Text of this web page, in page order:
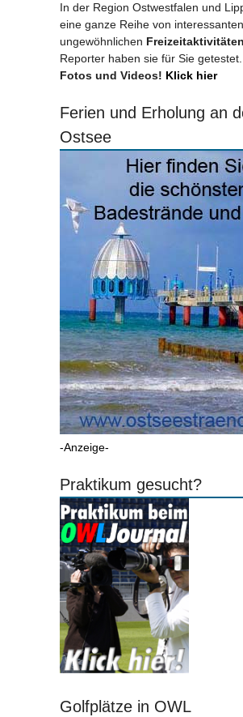
In der Region Ostwestfalen und
eine ganze Reihe von
ungewöhnlichen
Reporter haben sie für Sie getestet.
Fotos und Videos! Klick hier
Ferien und Erholung an
Ostsee
-Anzeige-
Praktikum gesucht?
Golfplätze in OWL